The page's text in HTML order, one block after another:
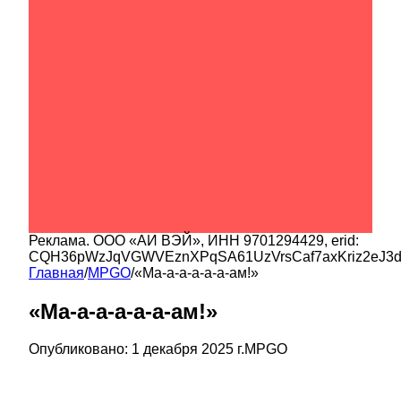
Реклама. ООО «АИ ВЭЙ», ИНН 9701294429, erid:
Главная/MPGO/«Ма-а-а-а-а-а-ам!»
«Ма-а-а-а-а-а-ам!»
Опубликовано: 1 декабря 2025 г.MPGO